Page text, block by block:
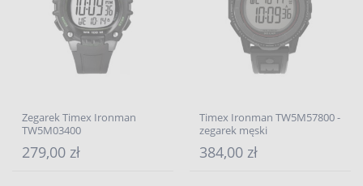
Zegarek Timex Ironman
TW5M03400
279,00 zł
Timex Ironman TW5M57800 -
zegarek męski
384,00 zł